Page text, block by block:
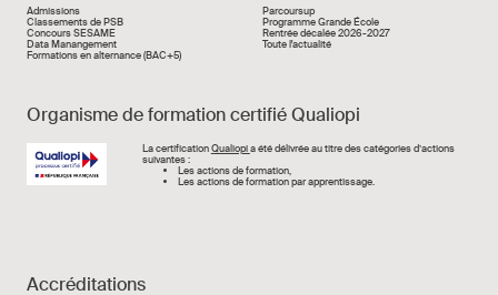
Liens rapide
Admissions
Classements de PSB
Concours SESAME
Data Manangement
Formations en alternance (BAC+5)
Parcoursup
Programme Grande École
Rentrée décalée 2026-2027
Toute l'actualité
Organisme de formation certifié Qualiopi
Image La certificationQualiopia été délivrée au titre des catégories d’actions
suivantes :
Les actions de formation,
Les actions de formation par apprentissage.
Accréditations